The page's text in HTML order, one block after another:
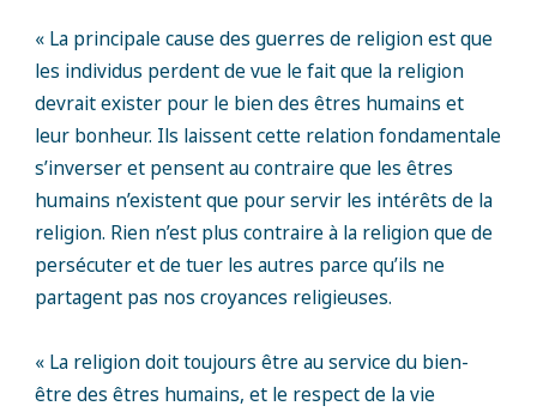
« La principale cause des guerres de religion est que
les individus perdent de vue le fait que la religion
devrait exister pour le bien des êtres humains et
leur bonheur. Ils laissent cette relation fondamentale
s’inverser et pensent au contraire que les êtres
humains n’existent que pour servir les intérêts de la
religion. Rien n’est plus contraire à la religion que de
persécuter et de tuer les autres parce qu’ils ne
partagent pas nos croyances religieuses.
« La religion doit toujours être au service du bien-
être des êtres humains, et le respect de la vie